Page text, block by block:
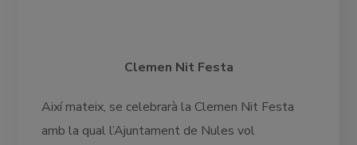
Clemen Nit Festa
Així mateix, se celebrarà la Clemen Nit Festa
amb la qual l’Ajuntament de Nules vol